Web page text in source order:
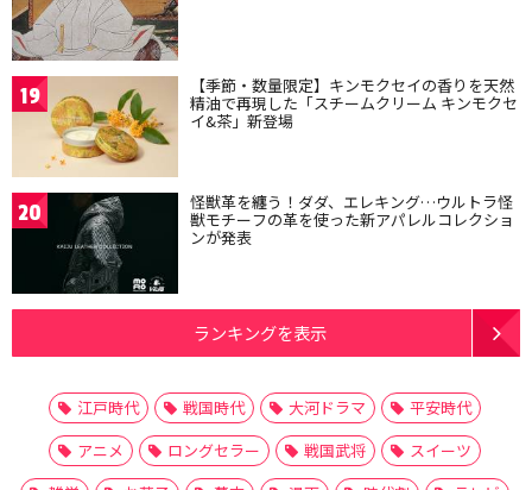
19 【季節・数量限定】キンモクセイの香りを天然
精油で再現した「スチームクリーム キンモクセ
イ&茶」新登場
20 怪獣革を纏う！ダダ、エレキング…ウルトラ怪
獣モチーフの革を使った新アパレルコレクショ
ンが発表
ランキングを表示
江戸時代 戦国時代 大河ドラマ
平安時代
アニメ
ロングセラー 戦国武将
スイーツ